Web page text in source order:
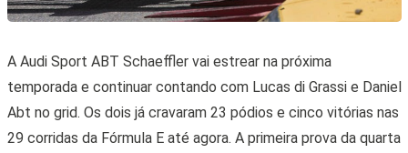
A Audi Sport ABT Schaeffler vai estrear na próxima
temporada e continuar contando com Lucas di Grassi e Daniel
Abt no grid. Os dois já cravaram 23 pódios e cinco vitórias nas
29 corridas da Fórmula E até agora. A primeira prova da quarta